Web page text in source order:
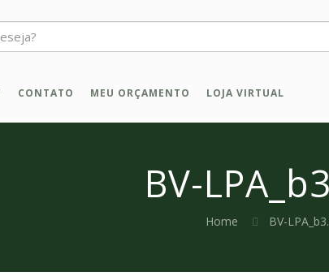
CONTATO MEU ORÇAMENTO LOJA VIRTUAL
BV-
Home BV-